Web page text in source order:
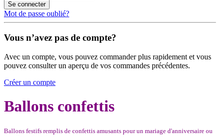
Se connecter
Mot de passe oublié?
Vous n’avez pas de compte?
Avec un compte, vous pouvez commander plus rapidement et vous
pouvez consulter un aperçu de vos commandes précédentes.
Créer un compte
Ballons confettis
Ballons festifs remplis de confettis amusants pour un mariage d'anniversaire ou